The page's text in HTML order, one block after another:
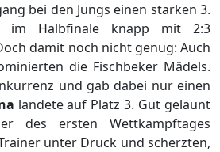
bei den Jungs einen starken 3.
im Halbfinale knapp mit 2:3
damit noch nicht genug: Auch
die Fischbeker Mädels.
und gab dabei nur einen
landete auf Platz 3. Gut gelaunt
des ersten Wettkampftages
unter Druck und scherzten,